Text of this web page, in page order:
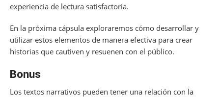
experiencia de lectura satisfactoria.
En la próxima cápsula exploraremos cómo desarrollar y
utilizar estos elementos de manera efectiva para crear
historias que cautiven y resuenen con el público.
Bonus
Los textos narrativos pueden tener una relación con la